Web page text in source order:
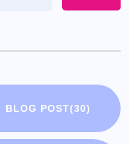
BLOG POST(30)